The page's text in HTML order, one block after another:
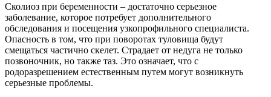
Сколиоз при беременности – достаточно серьезное
заболевание, которое потребует дополнительного
обследования и посещения узкопрофильного специалиста.
Опасность в том, что при поворотах туловища будут
смещаться частично скелет. Страдает от недуга не только
позвоночник, но также таз. Это означает, что с
родоразрешением естественным путем могут возникнуть
серьезные проблемы.